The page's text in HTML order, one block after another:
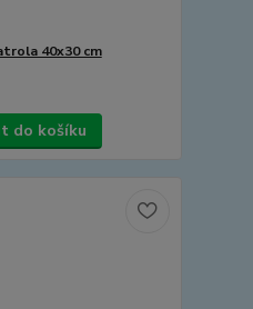
40x30 cm
do košíku